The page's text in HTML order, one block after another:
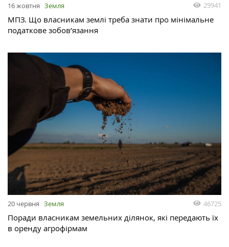
16 жовтня Земля 29941
МПЗ. Що власникам землі треба знати про мінімальне
податкове зобов’язання
20 червня Земля 46725
Поради власникам земельних ділянок, які передають їх
в оренду агрофірмам